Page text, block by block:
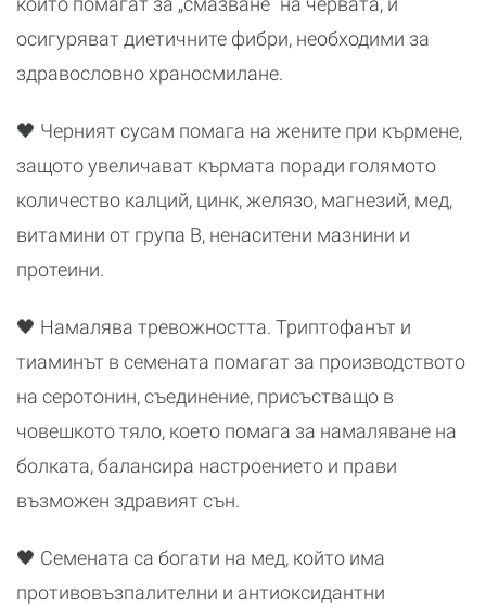
осигуряват диетичните фибри, необходими за
здравословно храносмилане.
🖤 Черният сусам помага на жените при кърмене,
защото увеличават кърмата поради голямото
количество калций, цинк, желязо, магнезий, мед,
витамини от група В, ненаситени мазнини и
протеини.
🖤 Намалява тревожността. Триптофанът и
тиаминът в семената помагат за производството
на серотонин, съединение, присъстващо в
човешкото тяло, което помага за намаляване на
болката, балансира настроението и прави
възможен здравият сън.
🖤 Семената са богати на мед, който има
противовъзпалителни и антиоксидантни